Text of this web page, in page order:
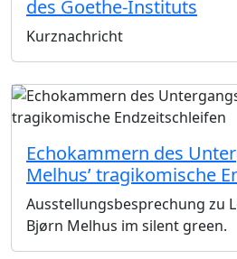
des Goethe-Instituts
Kurznachricht
Echokammern des
Melhus’ tragikomische
Ausstellungsbesprechung zu
Bjørn Melhus im silent green.